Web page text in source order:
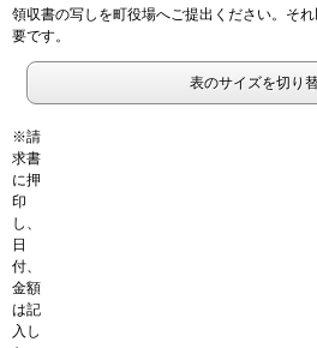
領収書の写しを町役場へご提出ください。そ
要です。
表のサイズを切り
※請
求書
に押
印
し、
日
付、
金額
は記
入し